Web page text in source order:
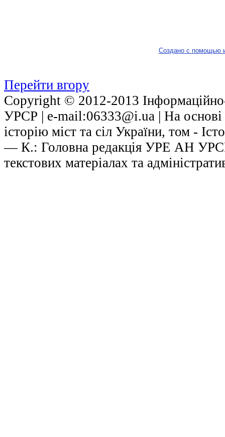
Создано с помощью
Перейти вгору
Copyright © 2012-2013 Інформаційно-
УРСР | е-mail:06333@i.ua | На основі
історію міст та сіл України, том -
— К.: Головна редакція УРЕ АН
текстових матеріалах та